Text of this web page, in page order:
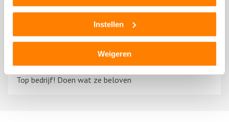
Instellen
Weigeren
gewoon kunnen terugstorten doen het niet!
26 mei 2020
Top bedrijf! Doen wat ze beloven